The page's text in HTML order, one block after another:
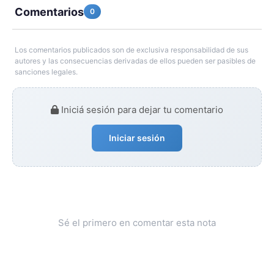
Comentarios 0
Los comentarios publicados son de exclusiva responsabilidad de sus
autores y las consecuencias derivadas de ellos pueden ser pasibles de
sanciones legales.
Iniciá sesión para dejar tu comentario
Iniciar sesión
Sé el primero en comentar esta nota